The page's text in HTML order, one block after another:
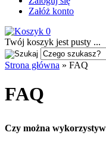
Załóż konto
0
Twój koszyk jest pusty ...
Strona główna » FAQ
FAQ
Czy można